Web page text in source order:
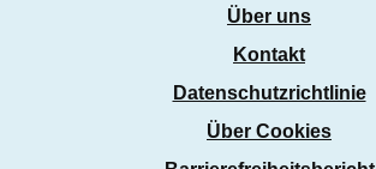
Über uns
Kontakt
Datenschutzrichtlinie
Über Cookies